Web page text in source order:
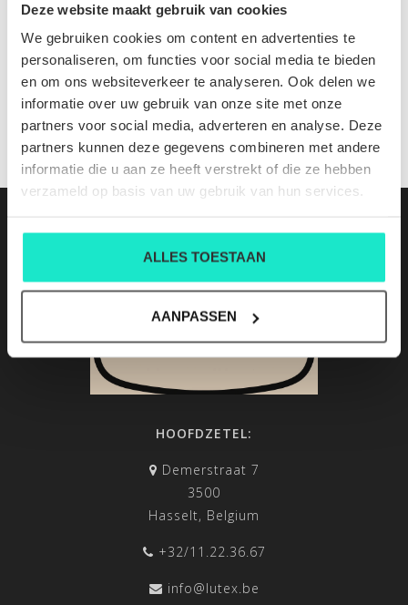
Deze website maakt gebruik van cookies
We gebruiken cookies om content en advertenties te
personaliseren, om functies voor social media te bieden
en om ons websiteverkeer te analyseren. Ook delen we
informatie over uw gebruik van onze site met onze
partners voor social media, adverteren en analyse. Deze
partners kunnen deze gegevens combineren met andere
informatie die u aan ze heeft verstrekt of die ze hebben
verzameld op basis van uw gebruik van hun services.
ALLES TOESTAAN
AANPASSEN
9931 3010 S74
Nog niet gewaardeerd
0 sterren op basis van 0 beoordelingen
JE BEOORDELING TOEVOEGEN
HOOFDZETEL:
Demerstraat 7
3500
Hasselt, Belgium
+32/11.22.36.67
info@lutex.be